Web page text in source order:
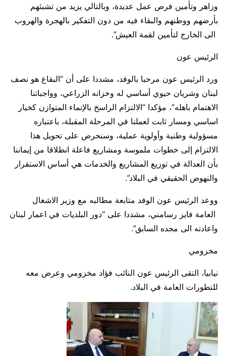
وزاهر وتأمين فرص عمل عديدة، وبالتالي يزيد من تشبثهم
بأرضهم ووطنهم والبقاء فيه من دون التفكير بالهجرة والهروب
الى الخارج لتأمين لقمة العيش”.
الرئيس عون
ورد الرئيس عون مرحبا بالوفد، مشددا على أن “البقاع هو نصف
لبنان وشريان حيوي أساسي له وخزانه الزراعي، وواجباتنا
الاهتمام باهله”، مؤكدا “الالتزام الراسخ بالإنماء المتوازن كخيار
اساسي ومسار ثابت لعملنا في المرحلة المقبلة، باعتباره
مسؤولية وطنية وأولوية عملية، وسنحرص على تحويل هذا
الالتزام إلى خطوات ملموسة ومشاريع فاعلة انطلاقا من إيماننا
بأن العدالة في توزيع المشاريع والخدمات هي أساس الاستقرار
والنهوض الحقيقي في البلاد”.
ووعد الرئيس عون الوفد متابعة مطالبه مع وزير الاشغال
العامة فايز رسامني، مشددا على “دور البلديات في اعمار لبنان
واعادته الى مجده السابق”.
مخزومي
نيابيا، التقى الرئيس عون النائب فؤاد مخزومي وعرض معه
للتطورات العامة في البلاد.